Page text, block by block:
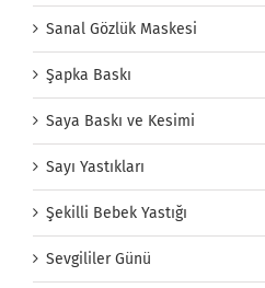
Sanal Gözlük Maskesi
Şapka Baskı
Saya Baskı ve Kesimi
Sayı Yastıkları
Şekilli Bebek Yastığı
Sevgililer Günü